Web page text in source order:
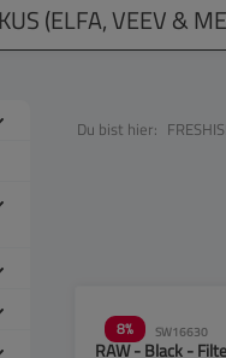
(ELFA, VEEV &
Du bist hier:
8% SW16630
RAW - Black -